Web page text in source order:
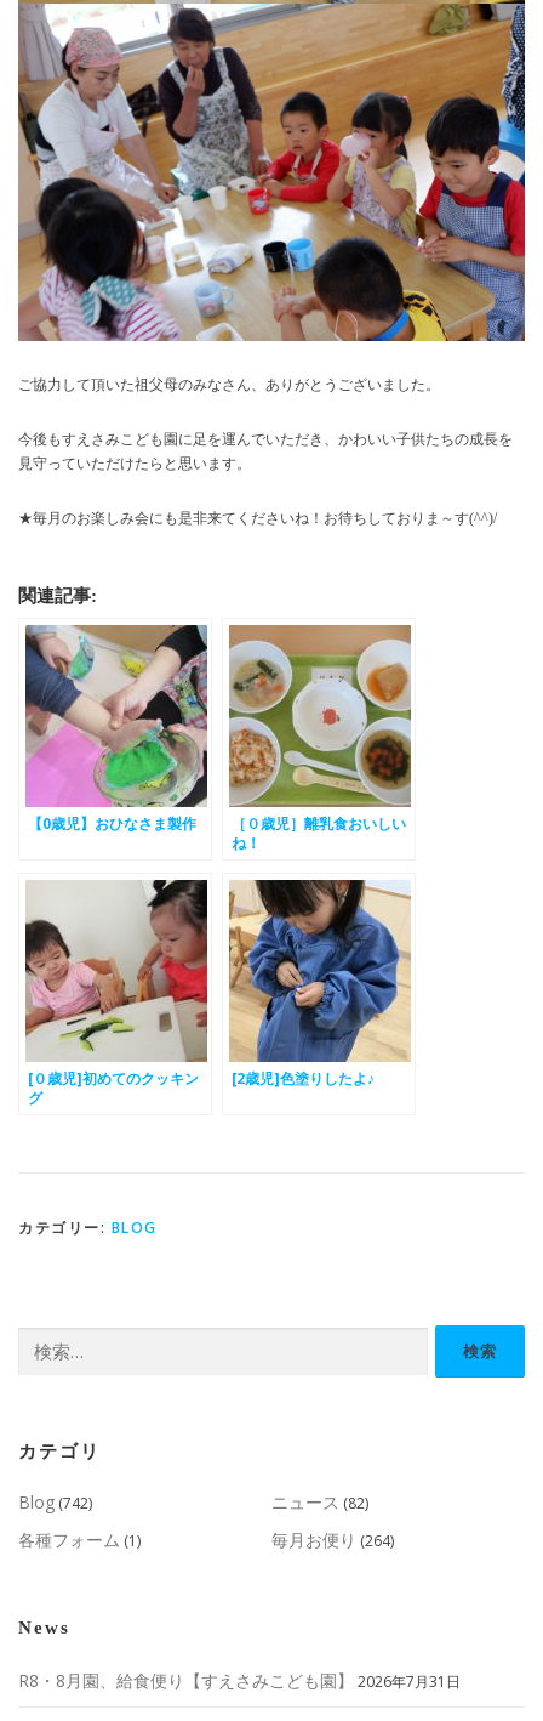
ご協力して頂いた祖父母のみなさん、ありがとうございました。
今後もすえさみこども園に足を運んでいただき、かわいい子供たちの成長を
見守っていただけたらと思います。
★毎月のお楽しみ会にも是非来てくださいね！お待ちしておりま～す(^^)/
関連記事:
【0歳児】おひなさま製作
［０歳児］離乳食おいしい
ね！
[０歳児]初めてのクッキン
グ
[2歳児]色塗りしたよ♪
カテゴリー: BLOG
索:
カテゴリ
Blog (742) ニュース (82)
各種フォーム (1) 毎月お便り (264)
News
R8・8月園、給食便り【すえさみこども園】 2026年7月31日